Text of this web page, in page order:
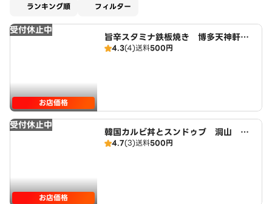
ランキング順 フィルター
受付休止中
お店価格
旨辛スタミナ鉄板焼き 博多天神軒
藤が丘店 広域店
4.3(4)送料500円
受付休止中
お店価格
韓国カルビ丼とスンドゥブ 洞山 藤
が丘店 広域店
4.7(3)送料500円